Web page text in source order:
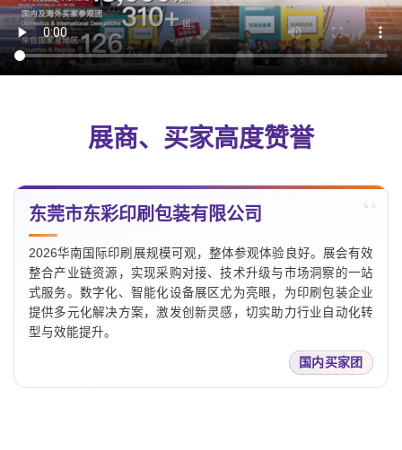
展商、买家高度赞誉
东莞市东彩印刷包装有限公司
2026华南国际印刷展规模可观，整体参观体验良好。展会有效
整合产业链资源，实现采购对接、技术升级与市场洞察的一站
式服务。数字化、智能化设备展区尤为亮眼，为印刷包装企业
提供多元化解决方案，激发创新灵感，切实助力行业自动化转
型与效能提升。
国内买家团